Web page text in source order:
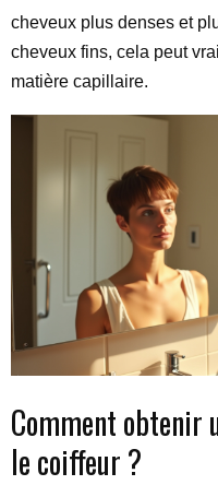
cheveux plus denses et
cheveux fins, cela peut
matière capillaire.
Comment obtenir
le coiffeur ?